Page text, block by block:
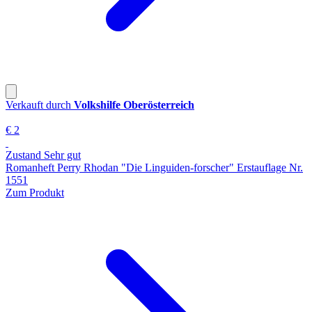
Verkauft durch Volkshilfe Oberösterreich
€ 2
Zustand Sehr gut
Romanheft Perry Rhodan "Die Linguiden-forscher" Erstauflage Nr.
1551
Zum Produkt